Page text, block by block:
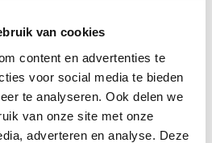
van cookies
content en advertenties te
voor social media te bieden
te analyseren. Ook delen we
van onze site met onze
adverteren en analyse. Deze
indoor kartbaan
met veel
lasergame arena,18
escape rooms,
16 racesimulatoren en